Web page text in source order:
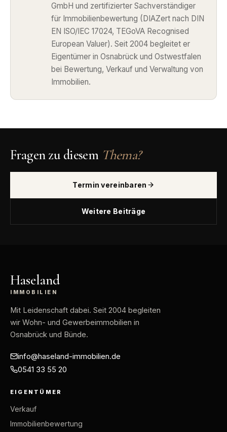
GmbH und zertifizierter Sachverständiger
für Immobilienbewertung (DIAZert nach DIN
EN ISO/IEC 17024, TEGoVA Recognised
European Valuer). Seit 2004 begleitet er
Eigentümer in Osnabrück und Ostwestfalen
bei Bewertung, Verkauf und Verwaltung von
Immobilien.
Fragen zu diesem Thema?
Termin vereinbaren
Weitere Beiträge
Haseland
IMMOBILIEN
Mit Leidenschaft dabei. Seit 2004 begleiten
wir Wohn- und Gewerbeimmobilien in
Osnabrück und Bünde.
info@haseland-immobilien.de
0541 33 55 20
EIGENTÜMER
Verkauf
Immobilienbewertung